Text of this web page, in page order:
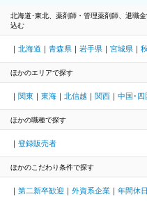
北海道･東北、薬剤師・管理薬剤師、退職
込む
北海道 青森県 岩手県 宮城県
ほかのエリアで探す
関東 東海 北信越 関西 中国･四
ほかの職種で探す
登録販売者
ほかのこだわり条件で探す
第二新卒歓迎 外資系企業 年間休